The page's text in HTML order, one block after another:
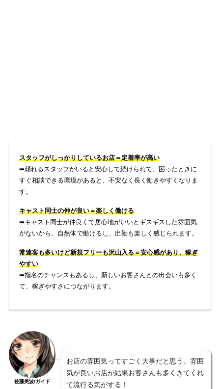
スタッフがしっかりしているお店＝定着率が高い
➡︎頼れるスタッフがいると安心して続けられて、困ったときに
すぐ相談できる環境があると、不安なく長く働きやすくなりま
す。
キャスト同士の仲が良い＝楽しく働ける
➡︎キャスト同士が仲良くて居心地がいいとギスギスした雰囲気
がないから、自然体で働けるし、出勤も楽しく感じられます。
常連客も多いけど新規フリーも沢山入る＝安心感があり、稼ぎ
やすい
➡︎指名のチャンスもあるし、新しいお客さんとの出会いも多く
て、稼ぎやすさにつながります。
佐藤美波/ガイド
お店の雰囲気ってすごく大事だと思う。雰囲
気が良いお店が結果お客さんも多くきてくれ
て流行る気がする！